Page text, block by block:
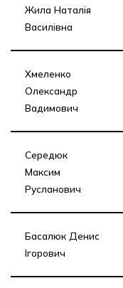
Жила Наталія
Василівна
Хмеленко
Олександр
Вадимович
Середюк
Максим
Русланович
Басалюк Денис
Ігорович